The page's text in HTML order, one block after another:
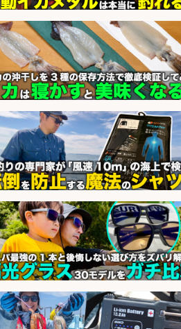
業務/残業少なめ×車通勤OK×時間選
べる/鹿児島県/志布志市
会社名 株式会社ホットスタッフ鹿児島
sponsored by 求人ボックス
精肉・青果・鮮魚販売/「志布志
市」お魚のカットや商品の陳列業
務/「時給1,150円〜」/時間選べる×
未経験歓迎×残業少なめ/鹿児島県/
志布志市
sponsored by 求人ボックス
日払いOKで即日収入/ライン作業員/
「堺市堺区」「時給1,600円」堺市
堺区の工場で自転車部品や釣り具の
組立/入社祝金10万円/未経験歓迎・
土日祝休みで年間休日126日・日払